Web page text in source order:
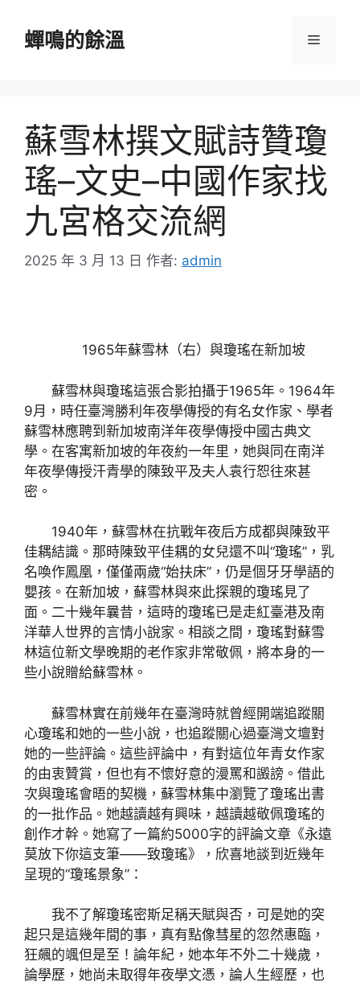
蟬鳴的餘溫 選
蘇雪林撰文賦詩贊瓊
瑤–文史–中國作家找
九宮格交流網
2025 年 3 月 13 日 作者: admin
1965年蘇雪林（右）與瓊瑤在新加坡
蘇雪林與瓊瑤這張合影拍攝于1965年。1964年
9月，時任臺灣勝利年夜學傳授的有名女作家、學者
蘇雪林應聘到新加坡南洋年夜學傳授中國古典文
學。在客寓新加坡的年夜約一年里，她與同在南洋
年夜學傳授汗青學的陳致平及夫人袁行恕往來甚
密。
1940年，蘇雪林在抗戰年夜后方成都與陳致平
佳耦結識。那時陳致平佳耦的女兒還不叫“瓊瑤”，乳
名喚作鳳凰，僅僅兩歲“始扶床”，仍是個牙牙學語的
嬰孩。在新加坡，蘇雪林與來此探親的瓊瑤見了
面。二十幾年曩昔，這時的瓊瑤已是走紅臺港及南
洋華人世界的言情小說家。相談之間，瓊瑤對蘇雪
林這位新文學晚期的老作家非常敬佩，將本身的一
些小說贈給蘇雪林。
蘇雪林實在前幾年在臺灣時就曾經開端追蹤關
心瓊瑤和她的一些小說，也追蹤關心過臺灣文壇對
她的一些評論。這些評論中，有對這位年青女作家
的由衷贊賞，但也有不懷好意的漫罵和譭謗。借此
次與瓊瑤會晤的契機，蘇雪林集中瀏覽了瓊瑤出書
的一批作品。她越讀越有興味，越讀越敬佩瓊瑤的
創作才幹。她寫了一篇約5000字的評論文章《永遠
莫放下你這支筆——致瓊瑤》，欣喜地談到近幾年
呈現的“瓊瑤景象”：
我不了解瓊瑤密斯足稱天賦與否，可是她的突
起只是這幾年間的事，真有點像彗星的忽然惠臨，
狂飆的颯但是至！論年紀，她本年不外二十幾歲，
論學歷，她尚未取得年夜學文憑，論人生經歷，也